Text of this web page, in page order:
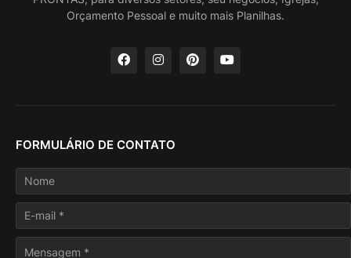
Orçamento Pessoal e muito mais Planilhas.
FORMULÁRIO DE CONTATO